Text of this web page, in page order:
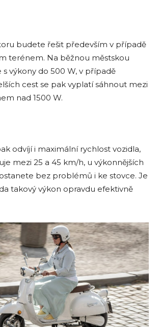
budete řešit především v případě
terénem. Na běžnou městskou
s výkony do 500 W, v případě
cest se pak vyplatí sáhnout mezi
nad 1500 W.
odvíjí i maximální rychlost vozidla,
mezi 25 a 45 km/h, u výkonnějších
bez problémů i ke stovce. Je
takový výkon opravdu efektivně